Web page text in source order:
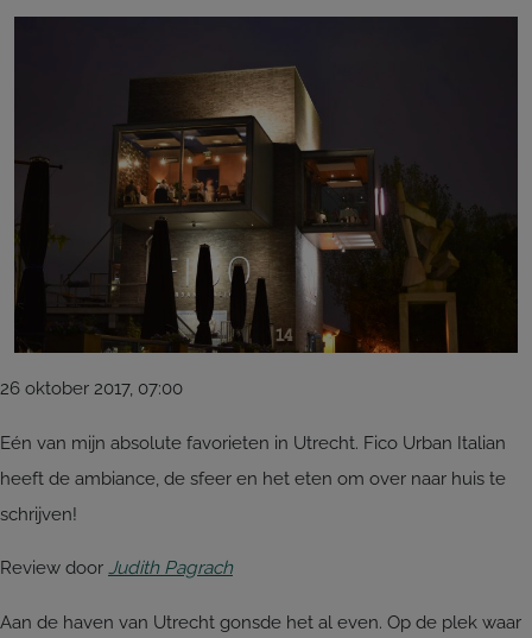
26 oktober 2017, 07:00
Eén van mijn absolute favorieten in Utrecht. Fico Urban Italian
heeft de ambiance, de sfeer en het eten om over naar huis te
schrijven!
Review door Judith Pagrach
Aan de haven van Utrecht gonsde het al even. Op de plek waar